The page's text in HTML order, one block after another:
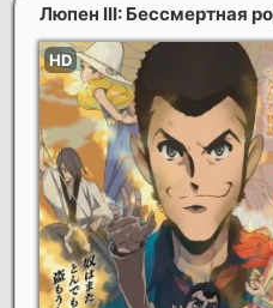
Люпен III: Бессмертная